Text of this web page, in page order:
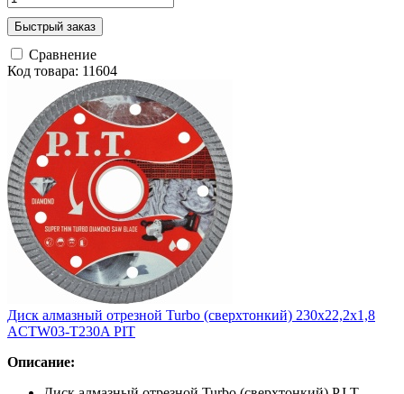
Быстрый заказ
Сравнение
Код товара: 11604
Диск алмазный отрезной Turbo (сверхтонкий) 230х22,2х1,8
ACTW03-T230A PIT
Описание: